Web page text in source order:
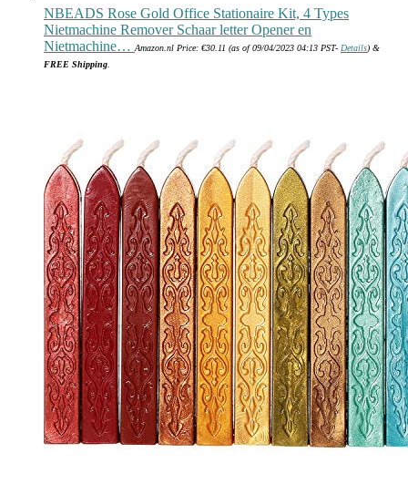
NBEADS Rose Gold Office Stationaire Kit, 4 Types
Nietmachine Remover Schaar letter Opener en
Nietmachine… Amazon.nl Price: €30.11 (as of 09/04/2023 04:13 PST- Details) &
FREE Shipping